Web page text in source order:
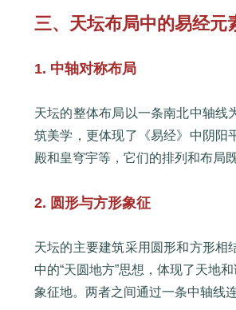
三、天坛布局中的易经元
1. 中轴对称布局
天坛的整体布局以一条南北中轴线
筑美学，更体现了《易经》中阴阳
殿和皇穹宇等，它们的排列和布局
2. 圆形与方形象征
天坛的主要建筑采用圆形和方形相
中的“天圆地方”思想，体现了天地
象征地。两者之间通过一条中轴线